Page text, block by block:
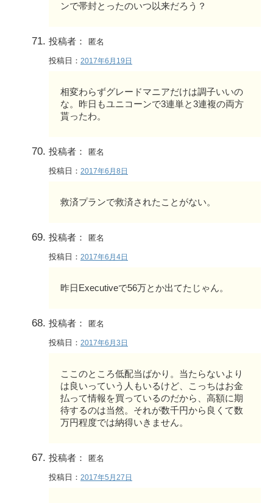
ンで帯封とったのいつ以来だろう？
投稿者： 匿名
投稿日： 2017年6月19日
相変わらずグレードマニアだけは調子いいの
な。昨日もユニコーンで3連単と3連複の両方
貰ったわ。
投稿者： 匿名
投稿日： 2017年6月8日
救済プランで救済されたことがない。
投稿者： 匿名
投稿日： 2017年6月4日
昨日Executiveで56万とか出てたじゃん。
投稿者： 匿名
投稿日： 2017年6月3日
ここのところ低配当ばかり。当たらないより
は良いっていう人もいるけど、こっちはお金
払って情報を買っているのだから、高額に期
待するのは当然。それが数千円から良くて数
万円程度では納得いきません。
投稿者： 匿名
投稿日： 2017年5月27日